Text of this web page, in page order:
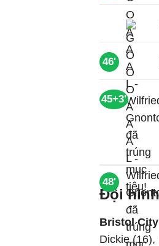
48'
46'
45+3'
Đội
Bristol City
Dickie (16),